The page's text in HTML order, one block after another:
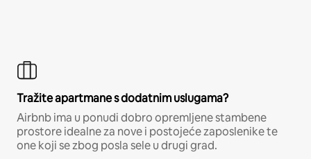
Tražite apartmane s dodatnim uslugama?
Airbnb ima u ponudi dobro opremljene stambene
prostore idealne za nove i postojeće zaposlenike te
one koji se zbog posla sele u drugi grad.